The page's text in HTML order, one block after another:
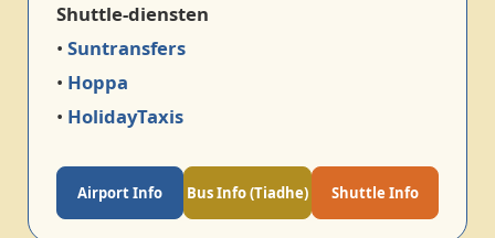
Shuttle‑diensten
• Suntransfers
• Hoppa
• HolidayTaxis
Airport Info Bus Info (Tiadhe) Shuttle Info